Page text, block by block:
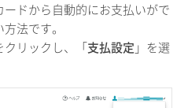
ドから自動的にお支払いがで
法です。
クリックし、「支払設定 」を選